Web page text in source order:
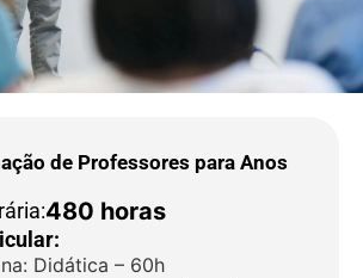
de Professores para Anos
480 horas
Didática – 60h